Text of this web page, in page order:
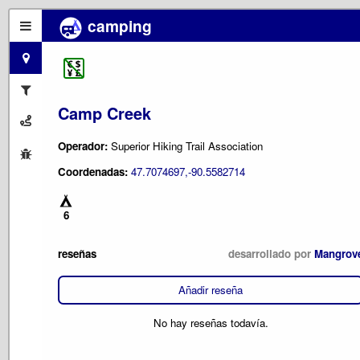
camping
Camp Creek
Operador: Superior Hiking Trail Association
Coordenadas: 47.7074697,-90.5582714
6
reseñas desarrollado por
Añadir reseña
No hay reseñas todavía.